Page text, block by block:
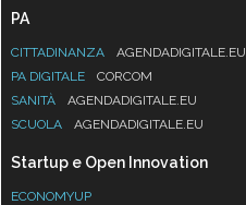
PA
CITTADINANZA
AGENDADIGITALE.EU
PA DIGITALE
CORCOM
SANITÀ
AGENDADIGITALE.EU
SCUOLA
AGENDADIGITALE.EU
Startup e Open Innovation
ECONOMYUP